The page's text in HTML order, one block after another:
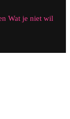
Wat je niet wil